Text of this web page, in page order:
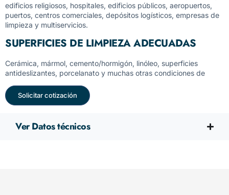
edificios religiosos, hospitales, edificios públicos, aeropuertos,
puertos, centros comerciales, depósitos logísticos, empresas de
limpieza y multiservicios.
SUPERFICIES DE LIMPIEZA ADECUADAS
Cerámica, mármol, cemento/hormigón, linóleo, superficies
antideslizantes, porcelanato y muchas otras condiciones de
Solicitar cotización
Ver Datos técnicos